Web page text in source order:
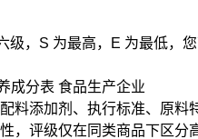
级， S 为最高， E 为最低，
成分表 食品生产企业
配料添加剂 、 执行标准、 原料
，评级仅在 同类商品下区分